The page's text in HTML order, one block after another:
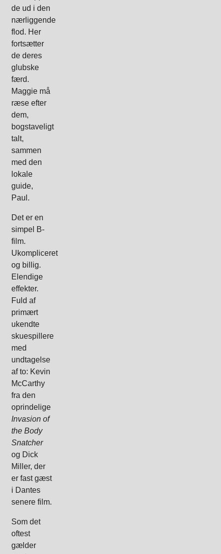
de ud i den
nærliggende
flod. Her
fortsætter
de deres
glubske
færd.
Maggie må
ræse efter
dem,
bogstaveligt
talt,
sammen
med den
lokale
guide,
Paul.
Det er en
simpel B-
film.
Ukompliceret
og billig.
Elendige
effekter.
Fuld af
primært
ukendte
skuespillere
med
undtagelse
af to: Kevin
McCarthy
fra den
oprindelige
Invasion of
the Body
Snatcher
og Dick
Miller, der
er fast gæst
i Dantes
senere film.
Som det
oftest
gælder